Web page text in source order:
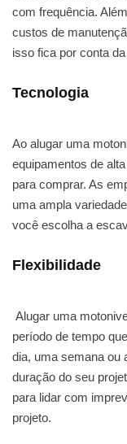
com frequência.
custos de
isso fica por conta
Tecnologia
Ao alugar uma
equipamentos de
para comprar. As
uma ampla
você escolha a
Flexibilidade
Alugar uma
período de tempo
dia, uma semana ou
duração do seu
para lidar com
projeto.